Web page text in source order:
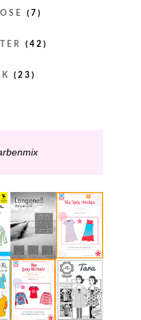
(7)
(42)
(23)